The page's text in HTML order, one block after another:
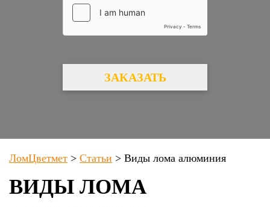
ЗАКАЗАТЬ
ЛомЦветмет > Статьи > Виды лома алюминия
ВИДЫ ЛОМА